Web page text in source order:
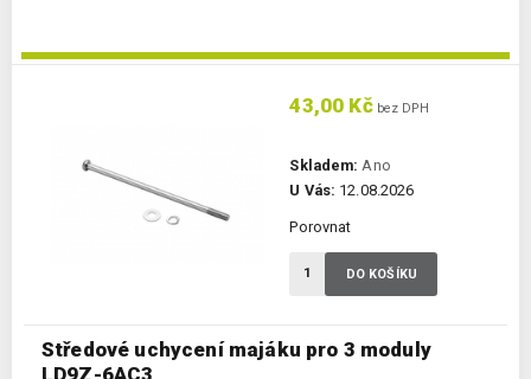
Středové uchycení majáku pro 3 moduly
LD9Z-6AC3
43,00 Kčbez DPH
Skladem: Ano
U Vás: 12.08.2026
Porovnat
DO KOŠÍKU